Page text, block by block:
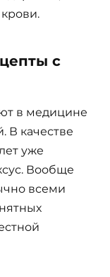
с
в медицине
В качестве
уже
Вообще
всеми